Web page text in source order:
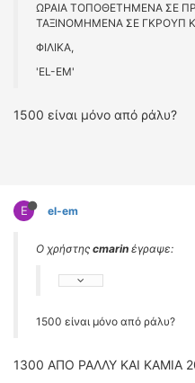
ΩΡΑΙΑ ΤΟΠΟΘΕΤΗΜΕΝΑ ΣΕ
ΤΑΞΙΝΟΜΗΜΕΝΑ ΣΕ ΓΚΡΟΥΠ
ΦΙΛΙΚΑ,
'EL-EM'
1500 είναι μόνο από ράλυ?
E el-em
Ο χρήστης cmarin έγραψε:
1500 είναι μόνο από ράλυ?
1300 AΠΟ ΡΑΛΛΥ KAI KAMIA